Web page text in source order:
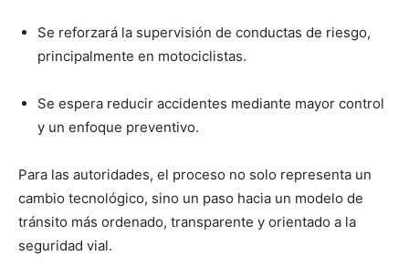
Se reforzará la supervisión de conductas de riesgo,
principalmente en motociclistas.
Se espera reducir accidentes mediante mayor control
y un enfoque preventivo.
Para las autoridades, el proceso no solo representa un
cambio tecnológico, sino un paso hacia un modelo de
tránsito más ordenado, transparente y orientado a la
seguridad vial.